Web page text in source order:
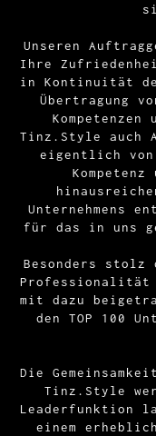
Unseren
Ihre
in Kontinuität
Übertragung
Tinz.Style auch
eigentlich
Unternehmens
für das in uns
Besonders
mit dazu
den TOP 100
Die
Tinz.Style
Leaderfunktion
einem